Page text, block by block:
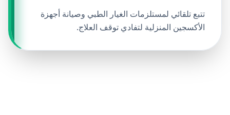
تتبع تلقائي لمستلزمات الغيار الطبي وصيانة أجهزة
الأكسجين المنزلية لتفادي توقف العلاج.